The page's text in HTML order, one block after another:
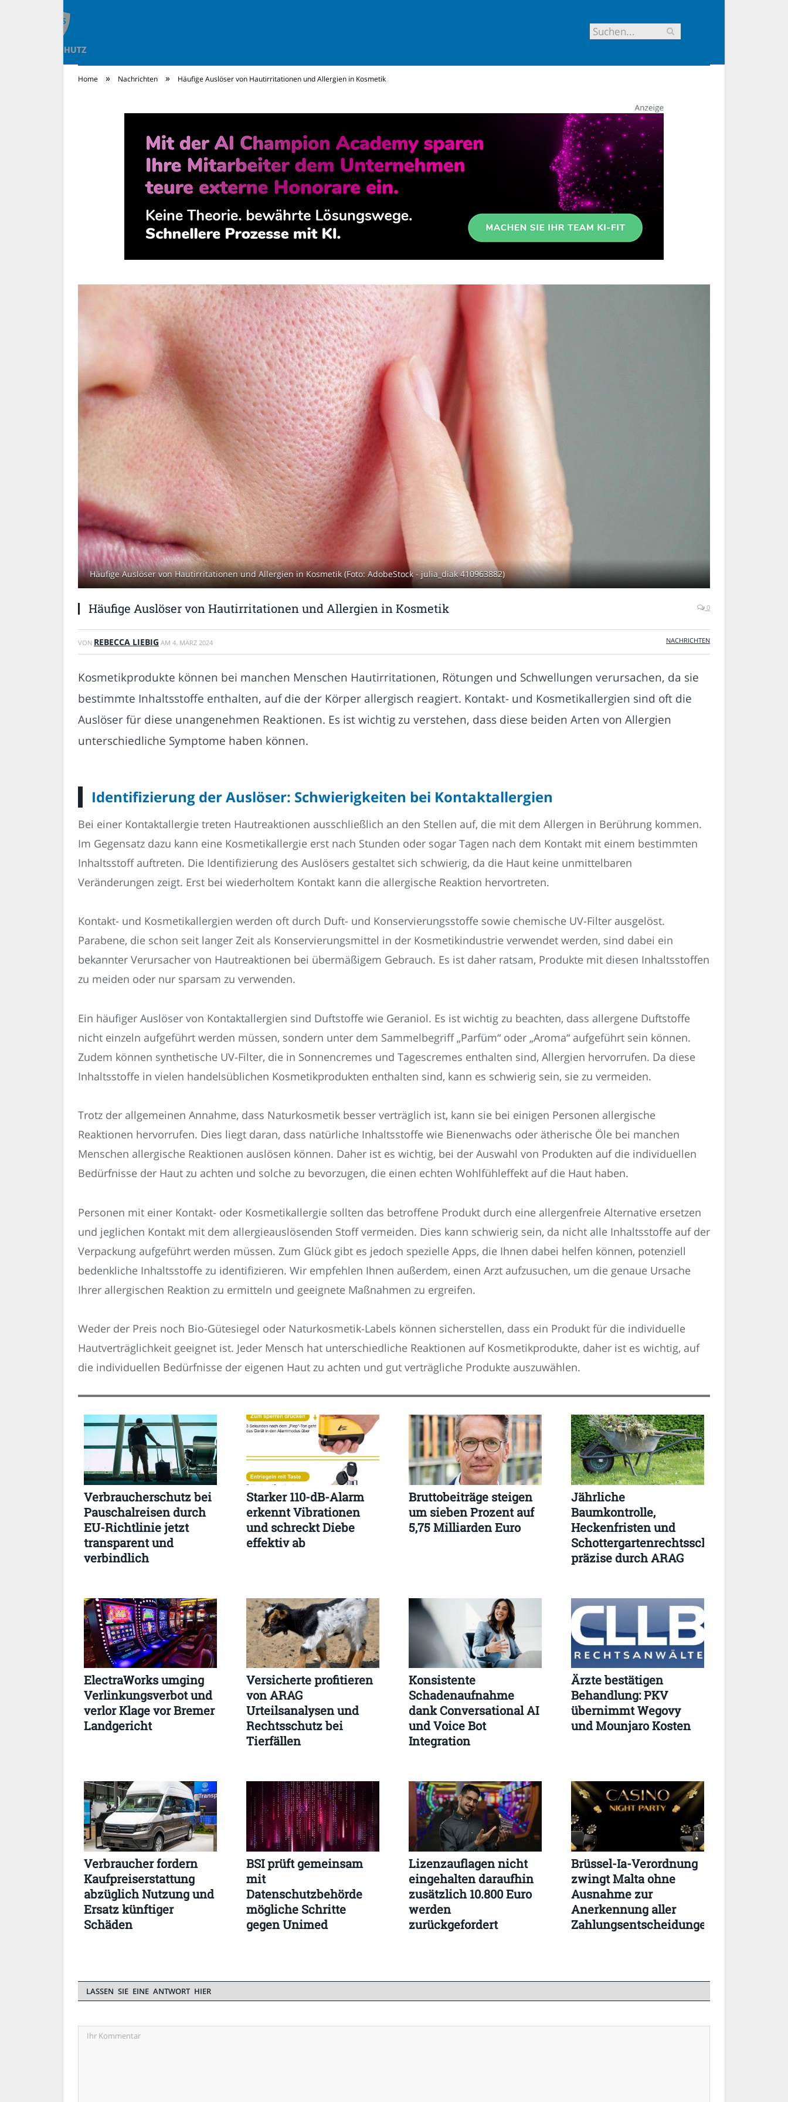
Home » Nachrichten » Häufige Auslöser von Hautirritationen und Allergien in Kosmetik
Häufige Auslöser von Hautirritationen und Allergien in Kosmetik (Foto: AdobeStock - julia_diak 410963882)
Häufige Auslöser von Hautirritationen und Allergien in Kosmetik 0
VON REBECCA LIEBIG AM 4. MÄRZ 2024 NACHRICHTEN
Kosmetikprodukte können bei manchen Menschen Hautirritationen, Rötungen und Schwellungen verursachen, da sie
bestimmte Inhaltsstoffe enthalten, auf die der Körper allergisch reagiert. Kontakt- und Kosmetikallergien sind oft die
Auslöser für diese unangenehmen Reaktionen. Es ist wichtig zu verstehen, dass diese beiden Arten von Allergien
unterschiedliche Symptome haben können.
Identifizierung der Auslöser: Schwierigkeiten bei Kontaktallergien
Bei einer Kontaktallergie treten Hautreaktionen ausschließlich an den Stellen auf, die mit dem Allergen in Berührung kommen.
Im Gegensatz dazu kann eine Kosmetikallergie erst nach Stunden oder sogar Tagen nach dem Kontakt mit einem bestimmten
Inhaltsstoff auftreten. Die Identifizierung des Auslösers gestaltet sich schwierig, da die Haut keine unmittelbaren
Veränderungen zeigt. Erst bei wiederholtem Kontakt kann die allergische Reaktion hervortreten.
Kontakt- und Kosmetikallergien werden oft durch Duft- und Konservierungsstoffe sowie chemische UV-Filter ausgelöst.
Parabene, die schon seit langer Zeit als Konservierungsmittel in der Kosmetikindustrie verwendet werden, sind dabei ein
bekannter Verursacher von Hautreaktionen bei übermäßigem Gebrauch. Es ist daher ratsam, Produkte mit diesen Inhaltsstoffen
zu meiden oder nur sparsam zu verwenden.
Ein häufiger Auslöser von Kontaktallergien sind Duftstoffe wie Geraniol. Es ist wichtig zu beachten, dass allergene Duftstoffe
nicht einzeln aufgeführt werden müssen, sondern unter dem Sammelbegriff „Parfüm“ oder „Aroma“ aufgeführt sein können.
Zudem können synthetische UV-Filter, die in Sonnencremes und Tagescremes enthalten sind, Allergien hervorrufen. Da diese
Inhaltsstoffe in vielen handelsüblichen Kosmetikprodukten enthalten sind, kann es schwierig sein, sie zu vermeiden.
Trotz der allgemeinen Annahme, dass Naturkosmetik besser verträglich ist, kann sie bei einigen Personen allergische
Reaktionen hervorrufen. Dies liegt daran, dass natürliche Inhaltsstoffe wie Bienenwachs oder ätherische Öle bei manchen
Menschen allergische Reaktionen auslösen können. Daher ist es wichtig, bei der Auswahl von Produkten auf die individuellen
Bedürfnisse der Haut zu achten und solche zu bevorzugen, die einen echten Wohlfühleffekt auf die Haut haben.
Personen mit einer Kontakt- oder Kosmetikallergie sollten das betroffene Produkt durch eine allergenfreie Alternative ersetzen
und jeglichen Kontakt mit dem allergieauslösenden Stoff vermeiden. Dies kann schwierig sein, da nicht alle Inhaltsstoffe auf der
Verpackung aufgeführt werden müssen. Zum Glück gibt es jedoch spezielle Apps, die Ihnen dabei helfen können, potenziell
bedenkliche Inhaltsstoffe zu identifizieren. Wir empfehlen Ihnen außerdem, einen Arzt aufzusuchen, um die genaue Ursache
Ihrer allergischen Reaktion zu ermitteln und geeignete Maßnahmen zu ergreifen.
Weder der Preis noch Bio-Gütesiegel oder Naturkosmetik-Labels können sicherstellen, dass ein Produkt für die individuelle
Hautverträglichkeit geeignet ist. Jeder Mensch hat unterschiedliche Reaktionen auf Kosmetikprodukte, daher ist es wichtig, auf
die individuellen Bedürfnisse der eigenen Haut zu achten und gut verträgliche Produkte auszuwählen.
Verbraucherschutz bei
Pauschalreisen durch
EU-Richtlinie jetzt
transparent und
verbindlich
Starker 110-dB-Alarm
erkennt Vibrationen
und schreckt Diebe
effektiv ab
Bruttobeiträge steigen
um sieben Prozent auf
5,75 Milliarden Euro
Jährliche
Baumkontrolle,
Heckenfristen und
Schottergartenrechtsschutz
präzise durch ARAG
ElectraWorks umging
Verlinkungsverbot und
verlor Klage vor Bremer
Landgericht
Versicherte profitieren
von ARAG
Urteilsanalysen und
Rechtsschutz bei
Tierfällen
Konsistente
Schadenaufnahme
dank Conversational AI
und Voice Bot
Integration
Ärzte bestätigen
Behandlung: PKV
übernimmt Wegovy
und Mounjaro Kosten
Verbraucher fordern
Kaufpreiserstattung
abzüglich Nutzung und
Ersatz künftiger
Schäden
BSI prüft gemeinsam
mit
Datenschutzbehörde
mögliche Schritte
gegen Unimed
Lizenzauflagen nicht
eingehalten daraufhin
zusätzlich 10.800 Euro
werden
zurückgefordert
Brüssel-Ia-Verordnung
zwingt Malta ohne
Ausnahme zur
Anerkennung aller
Zahlungsentscheidungen
LASSEN SIE EINE ANTWORT HIER